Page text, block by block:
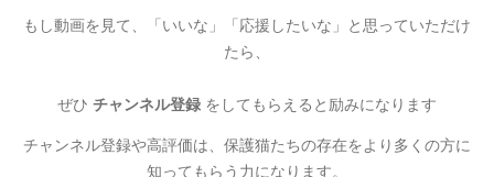
もし動画を見て、「いいな」「応援したいな」と思っていただけ
たら、
ぜひ チャンネル登録 をしてもらえると励みになります
チャンネル登録や高評価は、保護猫たちの存在をより多くの方に
知ってもらう力になります。